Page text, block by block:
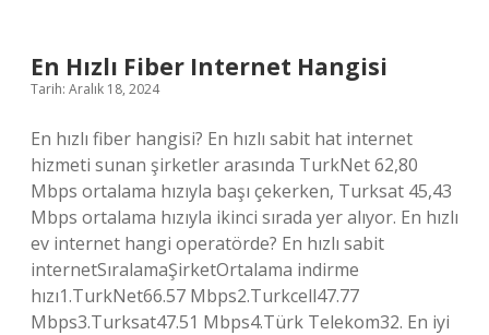
En Hızlı Fiber Internet Hangisi
Tarih: Aralık 18, 2024
En hızlı fiber hangisi? En hızlı sabit hat internet
hizmeti sunan şirketler arasında TurkNet 62,80
Mbps ortalama hızıyla başı çekerken, Turksat 45,43
Mbps ortalama hızıyla ikinci sırada yer alıyor. En hızlı
ev internet hangi operatörde? En hızlı sabit
internetSıralamaŞirketOrtalama indirme
hızı1.TurkNet66.57 Mbps2.Turkcell47.77
Mbps3.Turksat47.51 Mbps4.Türk Telekom32. En iyi